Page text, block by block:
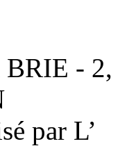
BRIE -
par L’